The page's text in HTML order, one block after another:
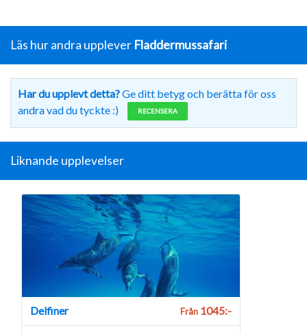
Läs hur andra upplever Fladdermussafari
Har du upplevt detta?Ge ditt betyg och berätta för oss
andra vad du tyckte :)
RECENSERA
Liknande upplevelser
Delfiner Från1045:-